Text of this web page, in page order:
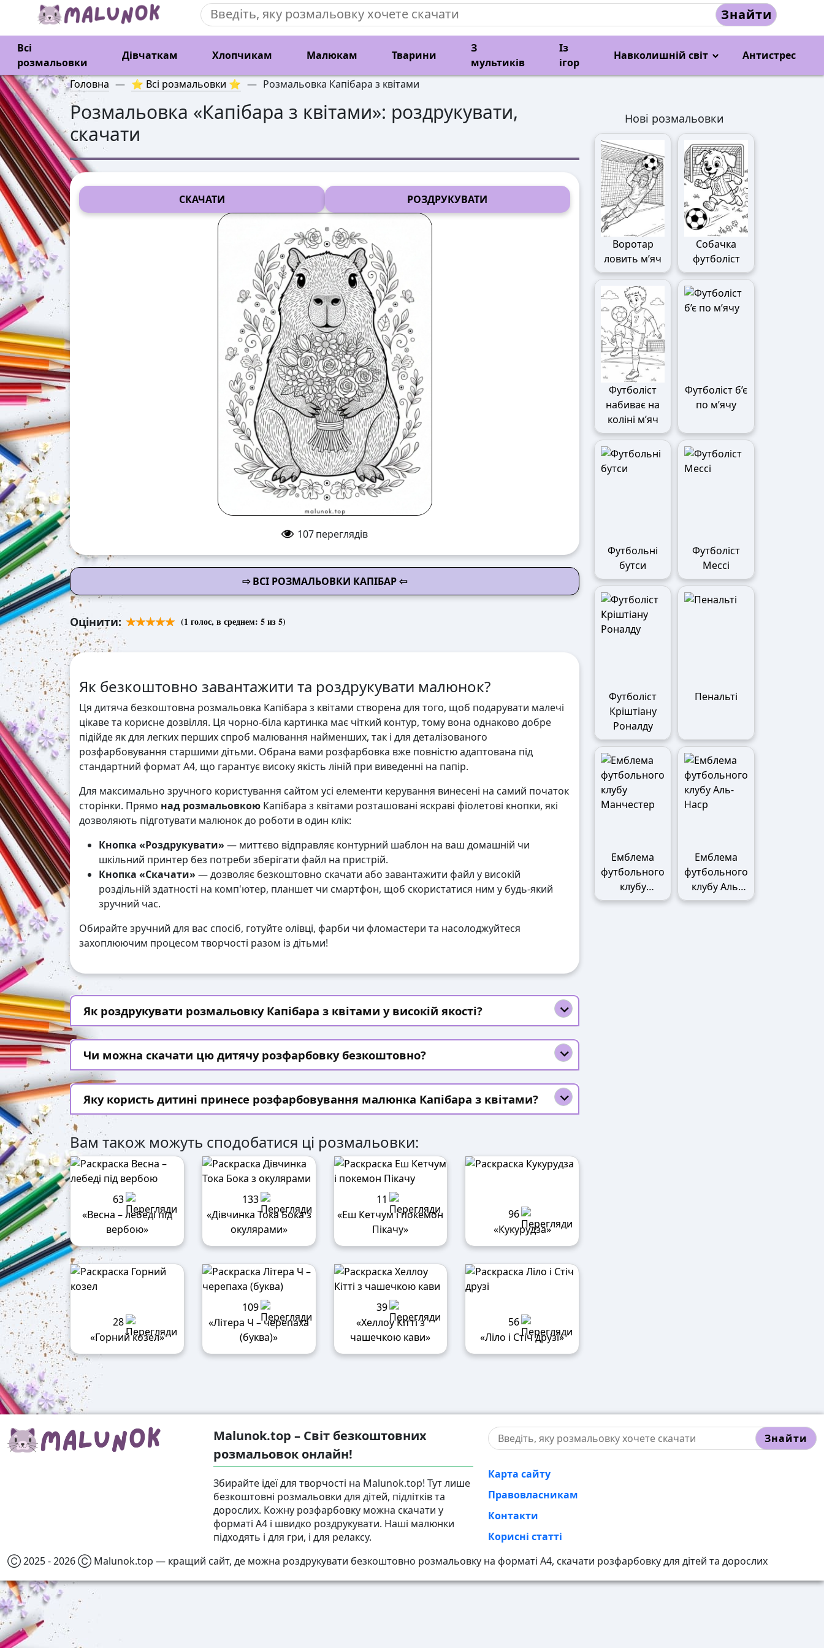
Знайти
Всі
розмальовки
Дівчаткам Хлопчикам Малюкам Тварини
З
мультиків
Із
ігор
Навколишній світ Антистрес
Головна — ⭐ Всі розмальовки ⭐ — Розмальовка Капібара з квітами
Розмальовка «Капібара з квітами»: роздрукувати,
скачати
СКАЧАТИ РОЗДРУКУВАТИ
107переглядів
⇨ ВСІ РОЗМАЛЬОВКИ КАПІБАР ⇦
Оцінити: (1 голос, в среднем: 5из 5)
Як безкоштовно завантажити та роздрукувати малюнок?
Ця дитяча безкоштовна розмальовка Капібара з квітами створена для того, щоб подарувати малечі
цікаве та корисне дозвілля. Ця чорно-біла картинка має чіткий контур, тому вона однаково добре
підійде як для легких перших спроб малювання найменших, так і для деталізованого
розфарбовування старшими дітьми. Обрана вами розфарбовка вже повністю адаптована під
стандартний формат А4, що гарантує високу якість ліній при виведенні на папір.
Для максимально зручного користування сайтом усі елементи керування винесені на самий початок
сторінки. Прямо над розмальовкою Капібара з квітами розташовані яскраві фіолетові кнопки, які
дозволяють підготувати малюнок до роботи в один клік:
Кнопка «Роздрукувати» — миттєво відправляє контурний шаблон на ваш домашній чи
шкільний принтер без потреби зберігати файл на пристрій.
Кнопка «Скачати» — дозволяє безкоштовно скачати або завантажити файл у високій
роздільній здатності на комп'ютер, планшет чи смартфон, щоб скористатися ним у будь-який
зручний час.
Обирайте зручний для вас спосіб, готуйте олівці, фарби чи фломастери та насолоджуйтеся
захоплюючим процесом творчості разом із дітьми!
Як роздрукувати розмальовку Капібара з квітами у високій якості?
Чи можна скачати цю дитячу розфарбовку безкоштовно?
Яку користь дитині принесе розфарбовування малюнка Капібара з квітами?
Вам також можуть сподобатися ці розмальовки:
63
«Весна – лебеді під
вербою»
133
«Дівчинка Тока Бока з
окулярами»
11
«Еш Кетчум і покемон
Пікачу»
96
«Кукурудза»
28
«Горний козел»
109
«Літера Ч – черепаха
(буква)»
39
«Хеллоу Кітті з
чашечкою кави»
56
«Ліло і Стіч друзі»
Нові розмальовки
Воротар
ловить м’яч
Собачка
футболіст
Футболіст
набиває на
коліні м’яч
Футболіст б’є
по м’ячу
Футбольні
бутси
Футболіст
Мессі
Футболіст
Кріштіану
Роналду
Пенальті
Емблема
футбольного
клубу
Манчестер
Емблема
футбольного
клубу Аль-
Наср
Malunok.top – Світ безкоштовних
розмальовок онлайн!
Збирайте ідеї для творчості на Malunok.top! Тут лише
безкоштовні розмальовки для дітей, підлітків та
дорослих. Кожну розфарбовку можна скачати у
форматі А4 і швидко роздрукувати. Наші малюнки
підходять і для гри, і для релаксу.
Знайти
Карта сайту
Правовласникам
Контакти
Корисні статті
Ⓒ 2025 - 2026 Ⓒ Malunok.top — кращий сайт, де можна роздрукувати безкоштовно розмальовку на форматі А4, скачати розфарбовку для дітей та дорослих